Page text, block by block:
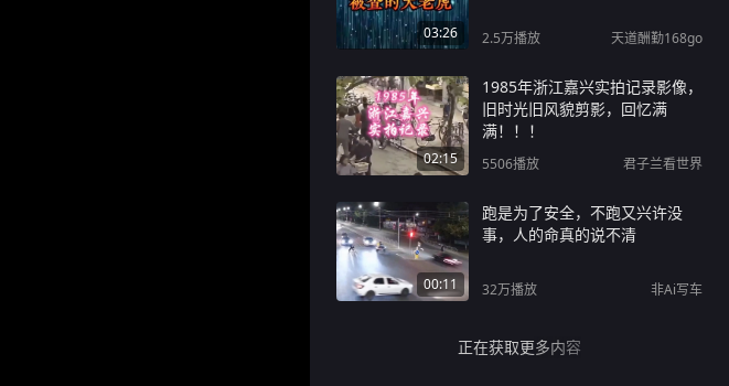
03:26 2.5万播放 天道酬勤168go
02:15
1985年浙江嘉兴实拍记录影像，
旧时光旧风貌剪影，回忆满
满！！！
5506播放 君子兰看世界
00:11
跑是为了安全，不跑又兴许没
事，人的命真的说不清
32万播放 非Ai写车
正在获取更多内容